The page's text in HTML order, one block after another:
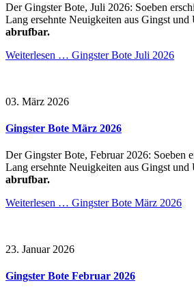
Der Gingster Bote, Juli 2026: Soeben
Lang ersehnte Neuigkeiten aus Gingst und
abrufbar.
Weiterlesen … Gingster Bote Juli 2026
03. März 2026
Gingster Bote März 2026
Der Gingster Bote, Februar 2026: Soeben
Lang ersehnte Neuigkeiten aus Gingst und
abrufbar.
Weiterlesen … Gingster Bote März 2026
23. Januar 2026
Gingster Bote Februar 2026